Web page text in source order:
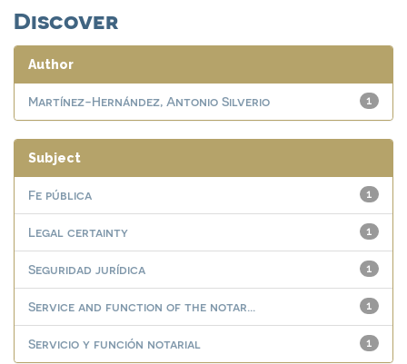
Discover
Author
1
Martínez-Hernández, Antonio Silverio
Subject
1
Fe pública
1
Legal certainty
1
Seguridad jurídica
1
Service and function of the notar...
1
Servicio y función notarial